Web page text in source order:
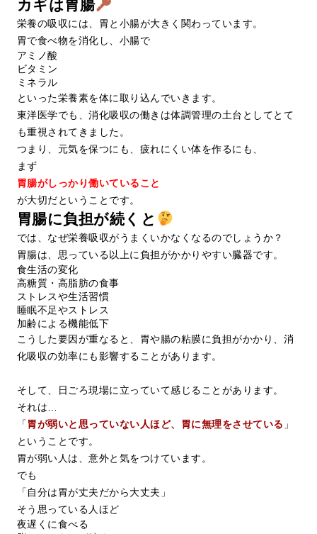
カギは胃腸
栄養の吸収には、胃と小腸が大きく関わっています。
胃で食べ物を消化し、小腸で
アミノ酸
ビタミン
ミネラル
といった栄養素を体に取り込んでいきます。
東洋医学でも、消化吸収の働きは体調管理の土台としてとて
も重視されてきました。
つまり、元気を保つにも、疲れにくい体を作るにも、
まず
胃腸がしっかり働いていること
が大切だということです。
胃腸に負担が続くと
では、なぜ栄養吸収がうまくいかなくなるのでしょうか？
胃腸は、思っている以上に負担がかかりやすい臓器です。
食生活の変化
高糖質・高脂肪の食事
ストレスや生活習慣
睡眠不足やストレス
加齢による機能低下
こうした要因が重なると、胃や腸の粘膜に負担がかかり、消
化吸収の効率にも影響することがあります。
そして、日ごろ現場に立っていて感じることがあります。
それは…
「 胃が弱いと思っていない人ほど、胃に無理をさせている 」
ということです。
胃が弱い人は、意外と気をつけています。
でも
「自分は胃が丈夫だから大丈夫」
そう思っている人ほど
夜遅くに食べる